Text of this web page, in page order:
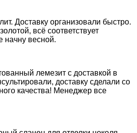
Доставку организовали быстро.
всё соответствует
начну весной.
лемезит с доставкой в
доставку сделали со
качества! Менеджер все